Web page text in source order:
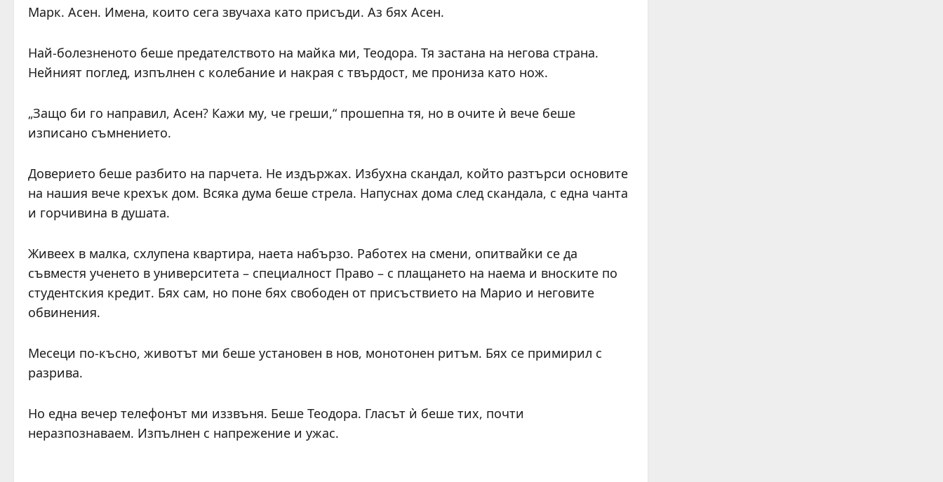
Марк. Асен. Имена, които сега звучаха като присъди. Аз бях Асен.
Най-болезненото беше предателството на майка ми, Теодора. Тя застана на негова страна.
Нейният поглед, изпълнен с колебание и накрая с твърдост, ме прониза като нож.
„Защо би го направил, Асен? Кажи му, че греши,“ прошепна тя, но в очите ѝ вече беше
изписано съмнението.
Доверието беше разбито на парчета. Не издържах. Избухна скандал, който разтърси основите
на нашия вече крехък дом. Всяка дума беше стрела. Напуснах дома след скандала, с една чанта
и горчивина в душата.
Живеех в малка, схлупена квартира, наета набързо. Работех на смени, опитвайки се да
съвместя ученето в университета – специалност Право – с плащането на наема и вноските по
студентския кредит. Бях сам, но поне бях свободен от присъствието на Марио и неговите
обвинения.
Месеци по-късно, животът ми беше установен в нов, монотонен ритъм. Бях се примирил с
разрива.
Но една вечер телефонът ми иззвъня. Беше Теодора. Гласът ѝ беше тих, почти
неразпознаваем. Изпълнен с напрежение и ужас.